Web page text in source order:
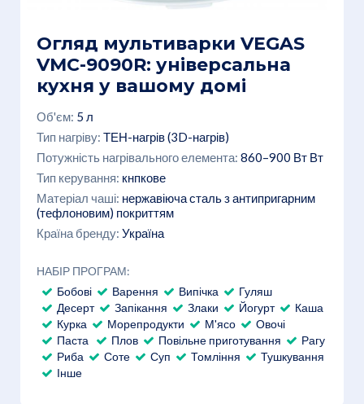
Огляд мультиварки VEGAS
VMC-9090R: універсальна
кухня у вашому домі
Об'єм: 5 л
Тип нагріву: ТЕН-нагрів (3D-нагрів)
Потужність нагрівального елемента: 860–900 Вт Вт
Тип керування: кнпкове
Матеріал чаші: нержавіюча сталь з антипригарним
(тефлоновим) покриттям
Країна бренду: Україна
НАБІР ПРОГРАМ:
Бобові
Варення Випічка
Гуляш
Десерт
Запікання Злаки Йогурт
Каша
Курка
Морепродукти М'ясо
Овочі
Паста
Плов Повільне приготування
Рагу
Риба
Соте Суп Томління
Тушкування
Інше